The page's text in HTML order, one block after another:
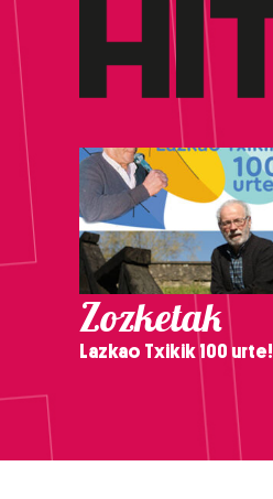
Zozketak
Lazkao Txikik 100 urte!